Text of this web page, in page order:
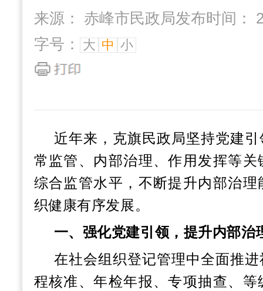
来源： 赤峰市民政局发布时间：
字号：
大 中 小
近年来，克旗民政局坚持党建
常监管、内部治理、作用发挥等
综合监管水平，不断提升内部治
织健康有序发展。
一、强化党建引领，提升内部治
在社会组织登记管理中全面推
程核准、年检年报、专项抽查、